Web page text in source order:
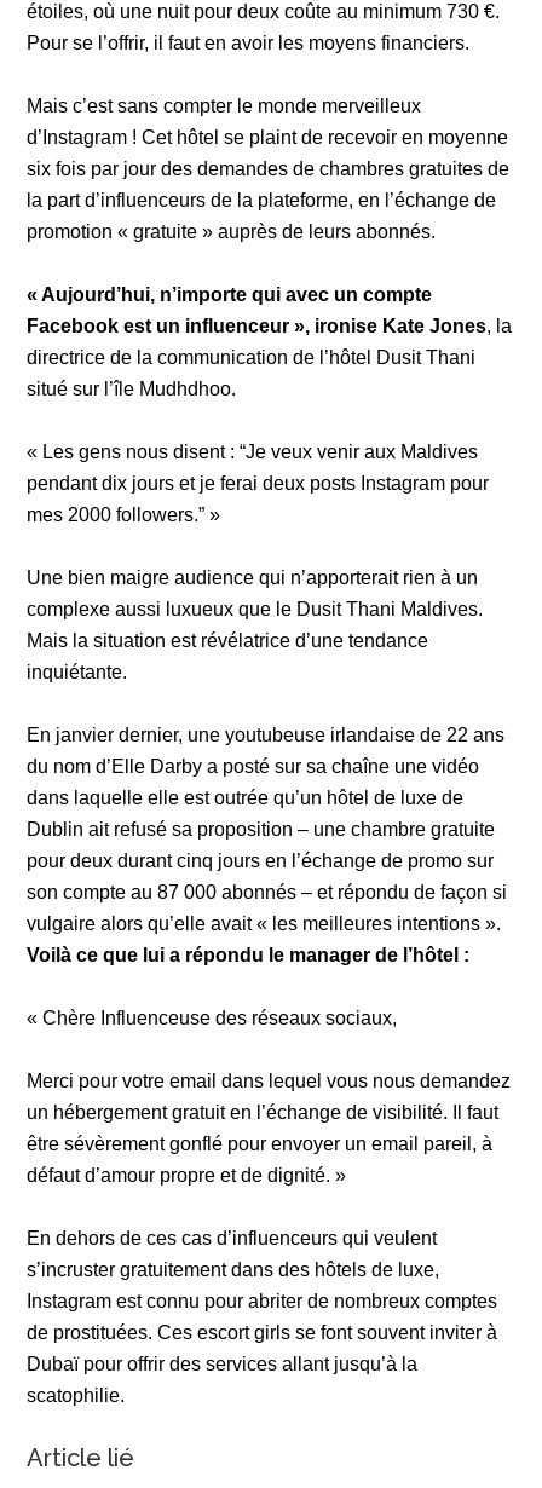
étoiles, où une nuit pour deux coûte au minimum 730 €.
Pour se l’offrir, il faut en avoir les moyens financiers.
Mais c’est sans compter le monde merveilleux
d’Instagram ! Cet hôtel se plaint de recevoir en moyenne
six fois par jour des demandes de chambres gratuites de
la part d’influenceurs de la plateforme, en l’échange de
promotion « gratuite » auprès de leurs abonnés.
« Aujourd’hui, n’importe qui avec un compte
Facebook est un influenceur », ironise Kate Jones, la
directrice de la communication de l’hôtel Dusit Thani
situé sur l’île Mudhdhoo.
« Les gens nous disent : “Je veux venir aux Maldives
pendant dix jours et je ferai deux posts Instagram pour
mes 2000 followers.” »
Une bien maigre audience qui n’apporterait rien à un
complexe aussi luxueux que le Dusit Thani Maldives.
Mais la situation est révélatrice d’une tendance
inquiétante.
En janvier dernier, une youtubeuse irlandaise de 22 ans
du nom d’Elle Darby a posté sur sa chaîne une vidéo
dans laquelle elle est outrée qu’un hôtel de luxe de
Dublin ait refusé sa proposition – une chambre gratuite
pour deux durant cinq jours en l’échange de promo sur
son compte au 87 000 abonnés – et répondu de façon si
vulgaire alors qu’elle avait « les meilleures intentions ».
Voilà ce que lui a répondu le manager de l’hôtel :
« Chère Influenceuse des réseaux sociaux,
Merci pour votre email dans lequel vous nous demandez
un hébergement gratuit en l’échange de visibilité. Il faut
être sévèrement gonflé pour envoyer un email pareil, à
défaut d’amour propre et de dignité. »
En dehors de ces cas d’influenceurs qui veulent
s’incruster gratuitement dans des hôtels de luxe,
Instagram est connu pour abriter de nombreux comptes
de prostituées. Ces escort girls se font souvent inviter à
Dubaï pour offrir des services allant jusqu’à la
scatophilie.
Article lié